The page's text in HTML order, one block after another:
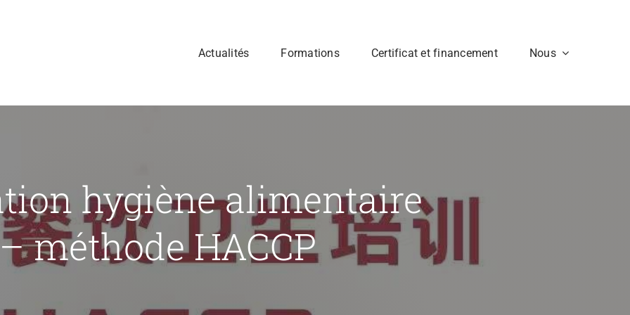
Actualités Formations Certificat et financement Nous
hygiène alimentaire
– méthode HACCP